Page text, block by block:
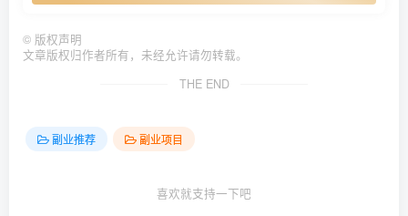
© 版权声明
文章版权归作者所有，未经允许请勿转载。
THE END
副业推荐 副业项目
喜欢就支持一下吧